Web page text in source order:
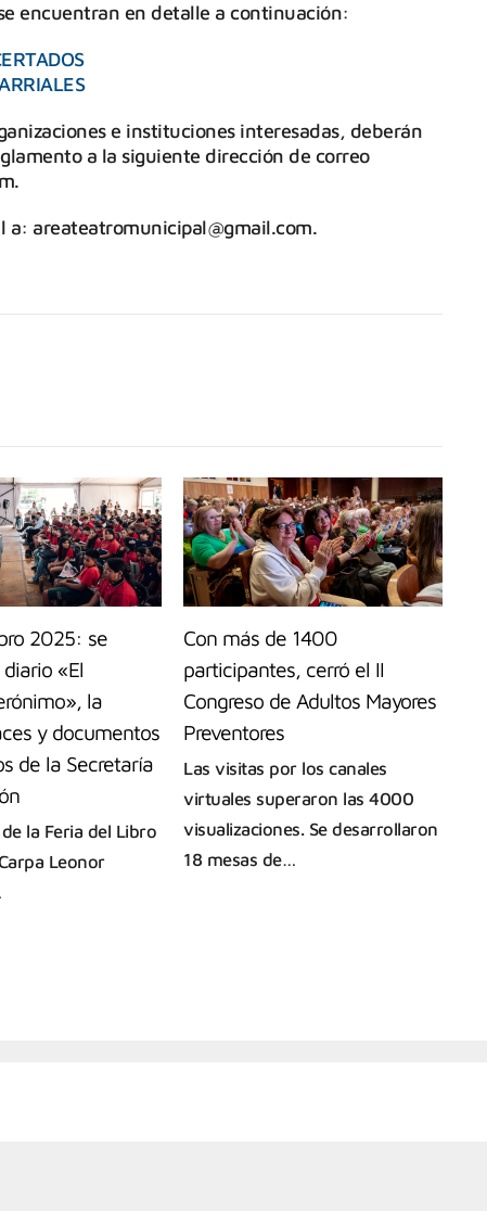
encuentran en detalle a continuación:
e instituciones interesadas, deberán
a la siguiente dirección de correo
areateatromunicipal@gmail.com.
2025: se
«El
la
y documentos
de la Secretaría
la Feria del Libro
Leonor
Con más de 1400
participantes, cerró el II
Congreso de Adultos Mayores
Preventores
Las visitas por los canales
virtuales superaron las 4000
visualizaciones. Se desarrollaron
18 mesas de…